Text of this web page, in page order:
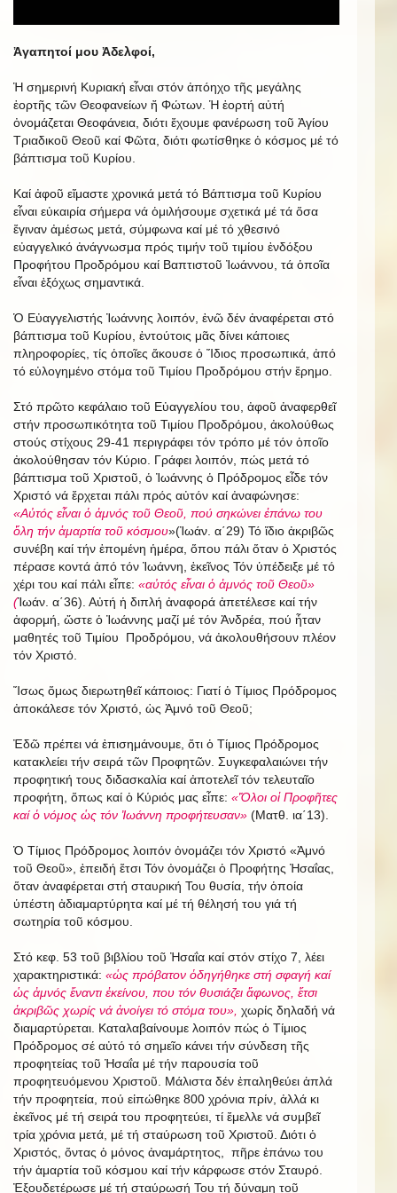
Ἀγαπητοί μου Ἀδελφοί,
Ἡ σημερινή Κυριακή εἶναι στόν ἀπόηχο τῆς μεγάλης
ἑορτῆς τῶν Θεοφανείων ἤ Φώτων. Ἡ ἑορτή αὐτή
ὀνομάζεται Θεοφάνεια, διότι ἔχουμε φανέρωση τοῦ Ἁγίου
Τριαδικοῦ Θεοῦ καί Φῶτα, διότι φωτίσθηκε ὁ κόσμος μέ τό
βάπτισμα τοῦ Κυρίου.
Καί ἀφοῦ εἴμαστε χρονικά μετά τό Βάπτισμα τοῦ Κυρίου
εἶναι εὐκαιρία σήμερα νά ὁμιλήσουμε σχετικά μέ τά ὅσα
ἔγιναν ἀμέσως μετά, σύμφωνα καί μέ τό χθεσινό
εὐαγγελικό ἀνάγνωσμα πρός τιμήν τοῦ τιμίου ἐνδόξου
Προφήτου Προδρόμου καί Βαπτιστοῦ Ἰωάννου, τά ὁποῖα
εἶναι ἐξόχως σημαντικά.
Ὁ Εὐαγγελιστής Ἰωάννης λοιπόν, ἐνῶ δέν ἀναφέρεται στό
βάπτισμα τοῦ Κυρίου, ἐντούτοις μᾶς δίνει κάποιες
πληροφορίες, τίς ὁποῖες ἄκουσε ὁ Ἴδιος προσωπικά, ἀπό
τό εὐλογημένο στόμα τοῦ Τιμίου Προδρόμου στήν ἔρημο.
Στό πρῶτο κεφάλαιο τοῦ Εὐαγγελίου του, ἀφοῦ ἀναφερθεῖ
στήν προσωπικότητα τοῦ Τιμίου Προδρόμου, ἀκολούθως
στούς στίχους 29-41 περιγράφει τόν τρόπο μέ τόν ὁποῖο
ἀκολούθησαν τόν Κύριο. Γράφει λοιπόν, πώς μετά τό
βάπτισμα τοῦ Χριστοῦ, ὁ Ἰωάννης ὁ Πρόδρομος εἶδε τόν
Χριστό νά ἔρχεται πάλι πρός αὐτόν καί ἀναφώνησε:
«Αὐτός εἶναι ὁ ἀμνός τοῦ Θεοῦ, πού σηκώνει ἐπάνω του
ὅλη τήν ἁμαρτία τοῦ κόσμου»(Ἰωάν. α΄29) Τό ἴδιο ἀκριβῶς
συνέβη καί τήν ἑπομένη ἡμέρα, ὅπου πάλι ὅταν ὁ Χριστός
πέρασε κοντά ἀπό τόν Ἰωάννη, ἐκεῖνος Τόν ὑπέδειξε μέ τό
χέρι του καί πάλι εἶπε: «αὐτός εἶναι ὁ ἀμνός τοῦ Θεοῦ»
(Ἰωάν. α΄36). Αὐτή ἡ διπλή ἀναφορά ἀπετέλεσε καί τήν
ἀφορμή, ὥστε ὁ Ἰωάννης μαζί μέ τόν Ἀνδρέα, πού ἦταν
μαθητές τοῦ Τιμίου Προδρόμου, νά ἀκολουθήσουν πλέον
τόν Χριστό.
Ἴσως ὅμως διερωτηθεῖ κάποιος: Γιατί ὁ Τίμιος Πρόδρομος
ἀποκάλεσε τόν Χριστό, ὡς Ἀμνό τοῦ Θεοῦ;
Ἐδῶ πρέπει νά ἐπισημάνουμε, ὅτι ὁ Τίμιος Πρόδρομος
κατακλείει τήν σειρά τῶν Προφητῶν. Συγκεφαλαιώνει τήν
προφητική τους διδασκαλία καί ἀποτελεῖ τόν τελευταῖο
προφήτη, ὅπως καί ὁ Κύριός μας εἶπε: «Ὅλοι οἱ Προφῆτες
καί ὁ νόμος ὡς τόν Ἰωάννη προφήτευσαν» (Ματθ. ια΄13).
Ὁ Τίμιος Πρόδρομος λοιπόν ὀνομάζει τόν Χριστό «Ἀμνό
τοῦ Θεοῦ», ἐπειδή ἔτσι Τόν ὀνομάζει ὁ Προφήτης Ἠσαΐας,
ὅταν ἀναφέρεται στή σταυρική Του θυσία, τήν ὁποία
ὑπέστη ἀδιαμαρτύρητα καί μέ τή θέλησή του γιά τή
σωτηρία τοῦ κόσμου.
Στό κεφ. 53 τοῦ βιβλίου τοῦ Ἠσαΐα καί στόν στίχο 7, λέει
χαρακτηριστικά: «ὡς πρόβατον ὁδηγήθηκε στή σφαγή καί
ὡς ἀμνός ἔναντι ἐκείνου, που τόν θυσιάζει ἄφωνος, ἔτσι
ἀκριβῶς χωρίς νά ἀνοίγει τό στόμα του», χωρίς δηλαδή νά
διαμαρτύρεται. Καταλαβαίνουμε λοιπόν πώς ὁ Τίμιος
Πρόδρομος σέ αὐτό τό σημεῖο κάνει τήν σύνδεση τῆς
προφητείας τοῦ Ἠσαΐα μέ τήν παρουσία τοῦ
προφητευόμενου Χριστοῦ. Μάλιστα δέν ἐπαληθεύει ἁπλά
τήν προφητεία, πού εἰπώθηκε 800 χρόνια πρίν, ἀλλά κι
ἐκεῖνος μέ τή σειρά του προφητεύει, τί ἔμελλε νά συμβεῖ
τρία χρόνια μετά, μέ τή σταύρωση τοῦ Χριστοῦ. Διότι ὁ
Χριστός, ὄντας ὁ μόνος ἀναμάρτητος, πῆρε ἐπάνω του
τήν ἁμαρτία τοῦ κόσμου καί τήν κάρφωσε στόν Σταυρό.
Ἐξουδετέρωσε μέ τή σταύρωσή Του τή δύναμη τοῦ